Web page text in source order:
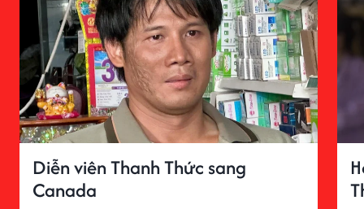
Diễn viên Thanh Thức sang
Canada